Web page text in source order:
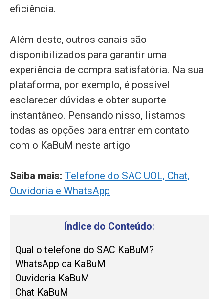
eficiência.
Além deste, outros canais são
disponibilizados para garantir uma
experiência de compra satisfatória. Na sua
plataforma, por exemplo, é possível
esclarecer dúvidas e obter suporte
instantâneo. Pensando nisso, listamos
todas as opções para entrar em contato
com o KaBuM neste artigo.
Saiba mais: Telefone do SAC UOL, Chat,
Ouvidoria e WhatsApp
Índice do Conteúdo:
Qual o telefone do SAC KaBuM?
WhatsApp da KaBuM
Ouvidoria KaBuM
Chat KaBuM